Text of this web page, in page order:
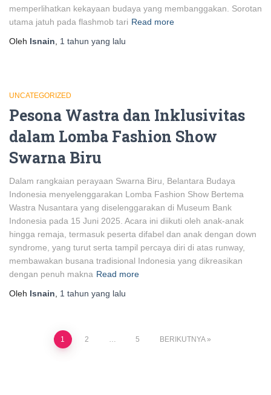
memperlihatkan kekayaan budaya yang membanggakan. Sorotan
utama jatuh pada flashmob tari Read more
Oleh Isnain 1 tahun yang lalu
UNCATEGORIZED
Pesona Wastra dan Inklusivitas
dalam Lomba Fashion Show
Swarna Biru
Dalam rangkaian perayaan Swarna Biru, Belantara Budaya
Indonesia menyelenggarakan Lomba Fashion Show Bertema
Wastra Nusantara yang diselenggarakan di Museum Bank
Indonesia pada 15 Juni 2025. Acara ini diikuti oleh anak-anak
hingga remaja, termasuk peserta difabel dan anak dengan down
syndrome, yang turut serta tampil percaya diri di atas runway,
membawakan busana tradisional Indonesia yang dikreasikan
dengan penuh makna Read more
Oleh Isnain 1 tahun yang lalu
Paginasi
1 2 … 5 BERIKUTNYA